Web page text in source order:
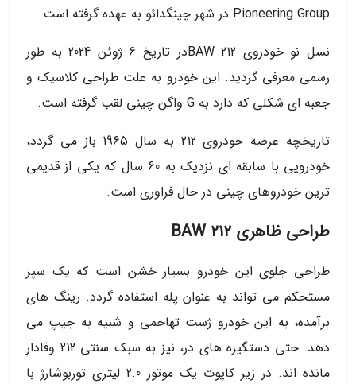
Pioneering Group در شهر چینگدائو به عهده گرفته است.
نسل نو خودروی BAW 212در تاریخ 6 ژوئن 2024 به طور
رسمی معرفی گردید. این خودرو به علت طراحی کلاسیک و
جعبه ای شکلی که دارد به G واگن چینی لقب گرفته است.
تاریخچه عرضه خودروی 212 به سال 1965 باز می گردد،
خودرویی با سابقه ای نزدیک به 60 سال که یکی از قدیمی
ترین خودروهای چینی در حال فراوری است.
طراحی ظاهری 212 BAW
طراحی جلوی این خودرو بسیار خشن است که یک سپر
مستحکم می تواند به عنوان پله استفاده گردد. رینگ های
برآمده، به این خودرو ژست تهاجمی و شبیه به جیپ می
دهد. حتی دستگیره های در، نیز به سبک سنتی 212 وفادار
مانده اند. در زیر کاپوت یک موتور 2.0 لیتری توربوشارژ با